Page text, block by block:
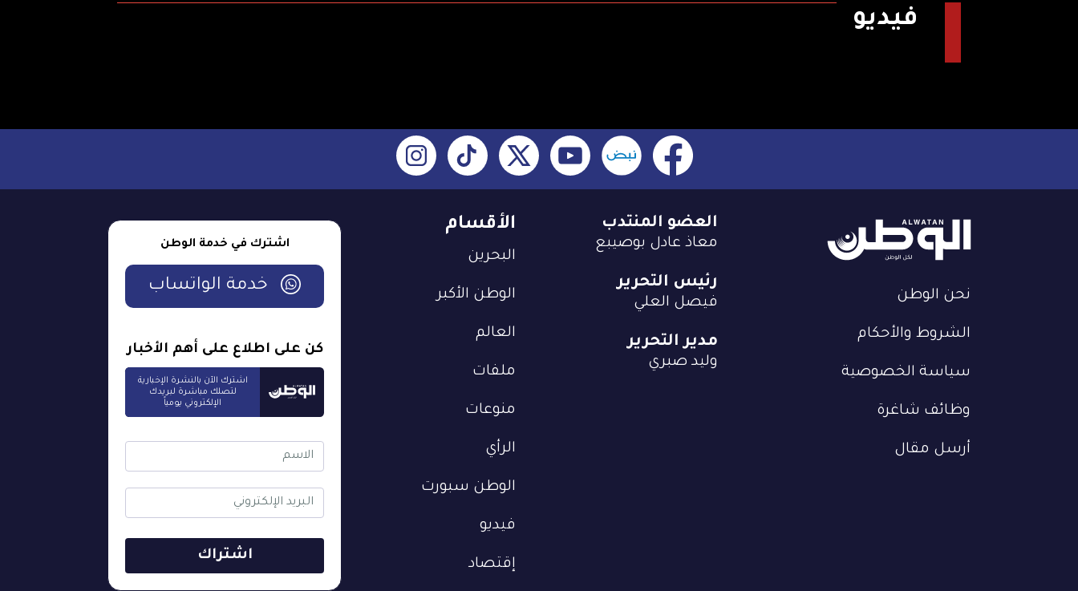
فيديو
نحن الوطن
الشروط والأحكام
سياسة الخصوصية
وظائف شاغرة
أرسل مقال
الأقسام
البحرين
الوطن الأكبر
العالم
ملفات
منوعات
الرأي
الوطن سبورت
فيديو
إقتصاد
العضو المنتدب
معاذ عادل بوصيبع
رئيس التحرير
فيصل العلي
مدير التحرير
وليد صبري
اشترك في خدمة الوطن
خدمة الواتساب
كن على اطلاع على أهم الأخبار
اشترك الآن بالنشرة الإخبارية
لتصلك مباشرة لبريدك
الإلكتروني يومياً
اشتراك